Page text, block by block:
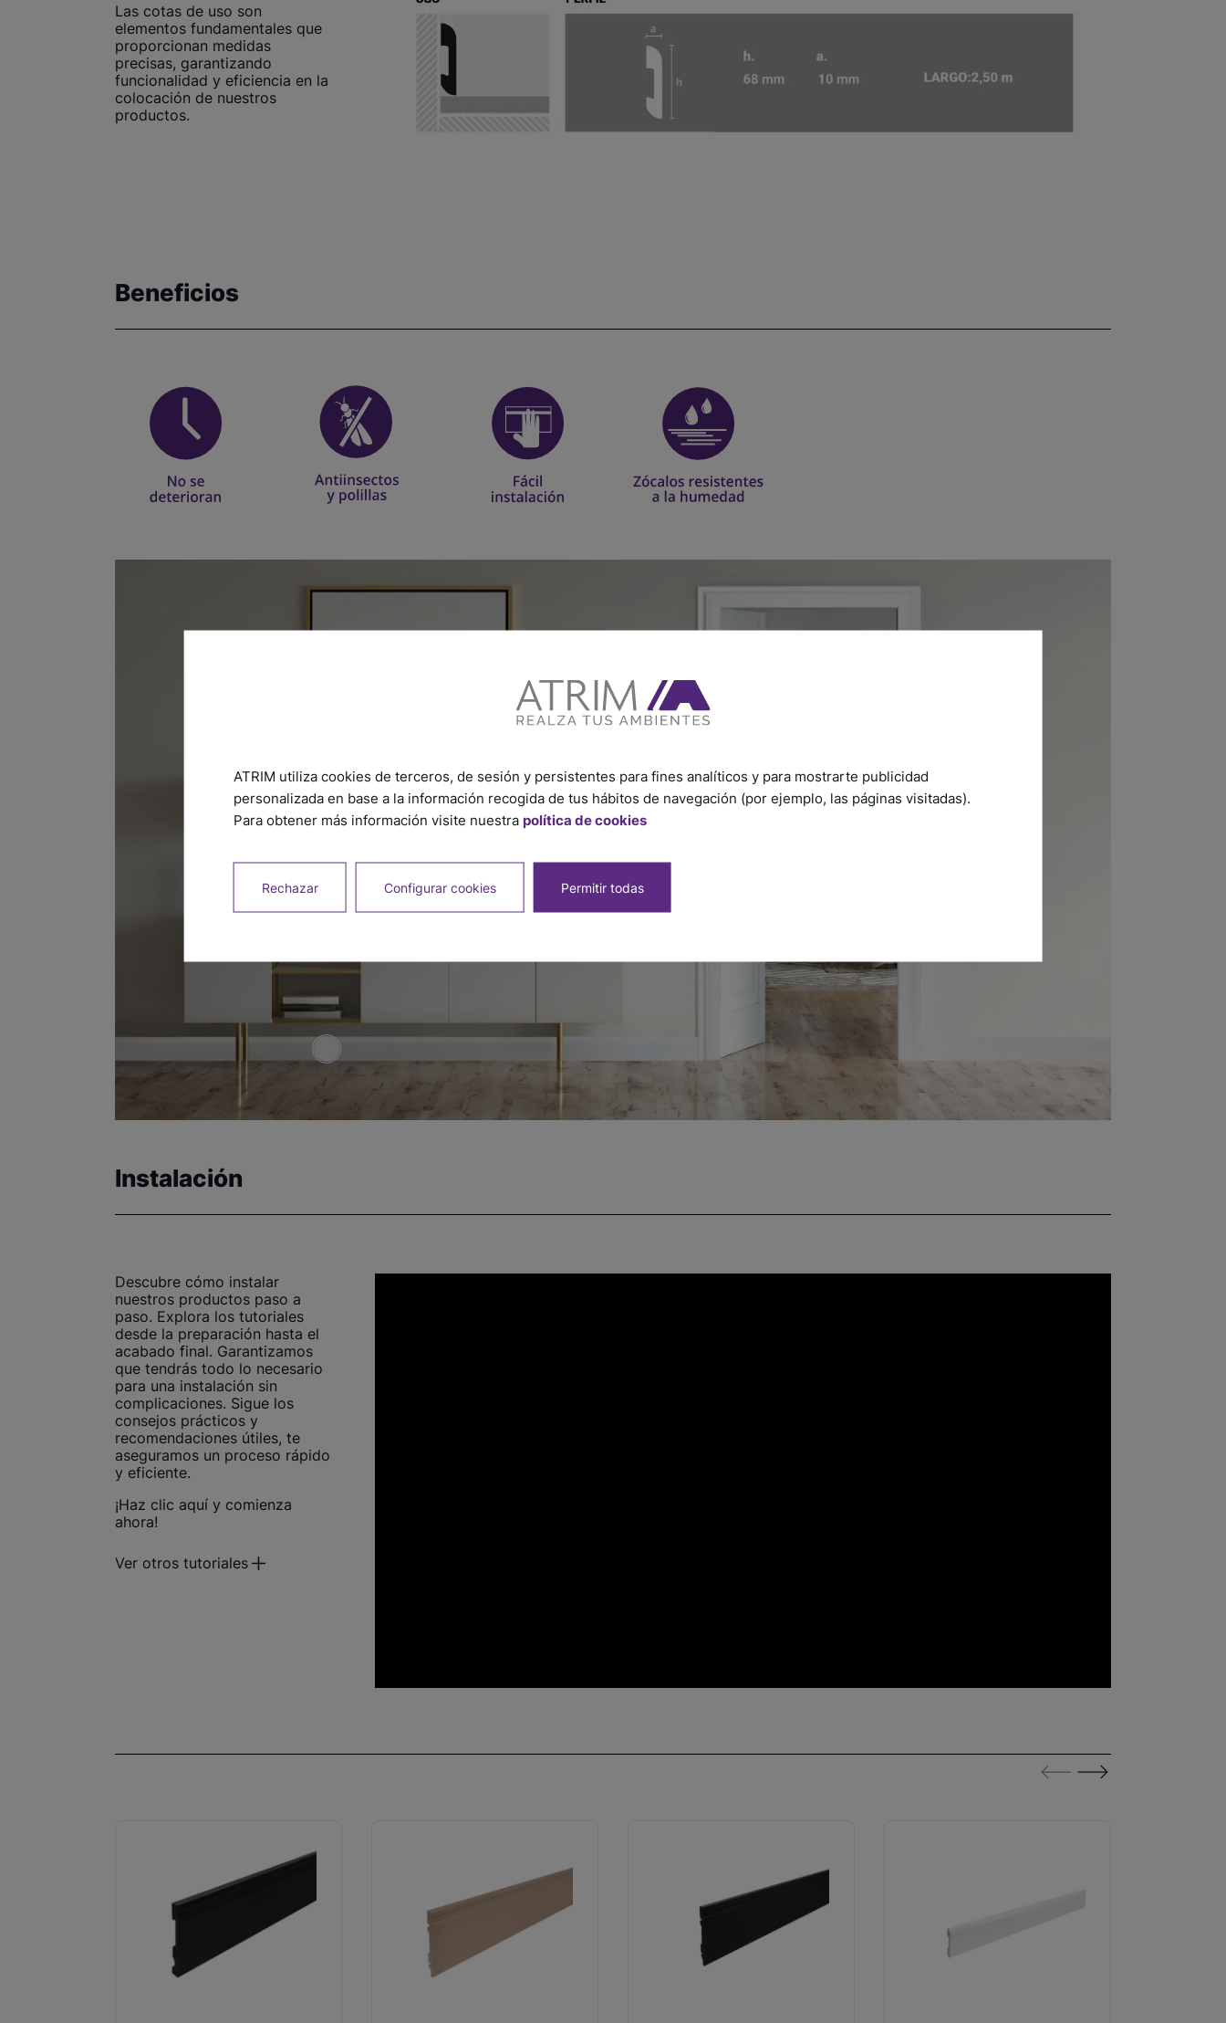
Las cotas de uso son
elementos fundamentales que
proporcionan medidas
precisas, garantizando
funcionalidad y eficiencia en la
colocación de nuestros
productos.
Beneficios
Instalación
Descubre cómo instalar
nuestros productos paso a
paso. Explora los tutoriales
desde la preparación hasta el
acabado final. Garantizamos
que tendrás todo lo necesario
para una instalación sin
complicaciones. Sigue los
consejos prácticos y
recomendaciones útiles, te
aseguramos un proceso rápido
y eficiente.
¡Haz clic aquí y comienza
ahora!
Ver otros tutoriales
ATRIM utiliza cookies de terceros, de sesión y persistentes para fines analíticos y para mostrarte publicidad
personalizada en base a la información recogida de tus hábitos de navegación (por ejemplo, las páginas visitadas).
Para obtener más información visite nuestra política de cookies
Rechazar Configurar cookies Permitir todas